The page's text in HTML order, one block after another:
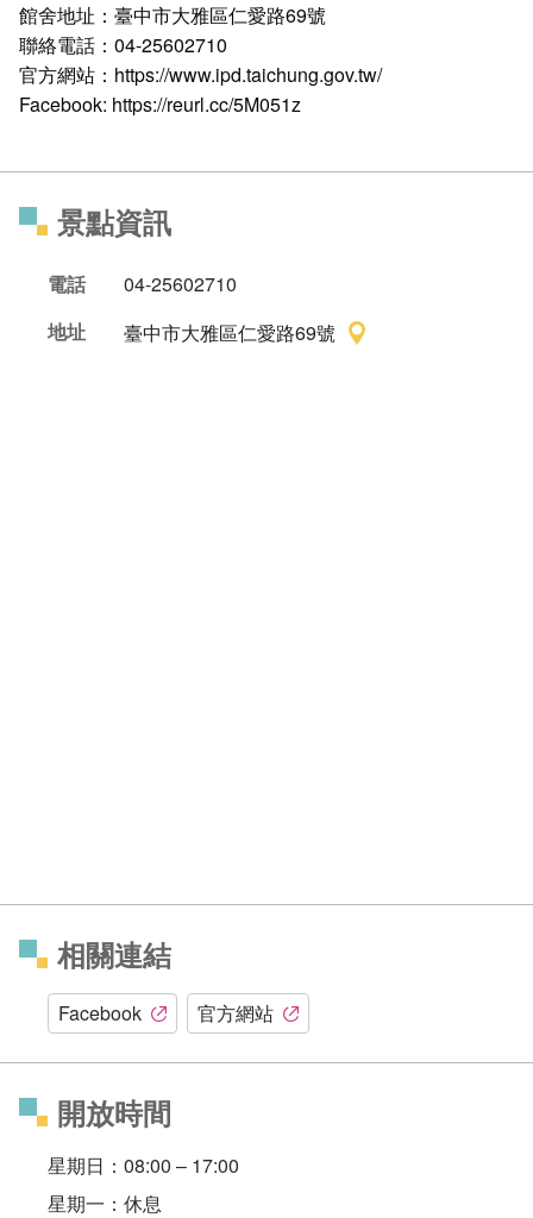
館舍地址：臺中市大雅區仁愛路69號
聯絡電話：04-25602710
官方網站： https://www.ipd.taichung.gov.tw/
Facebook: https://reurl.cc/5M051z
景點資訊
電話
04-25602710
地址
臺中市大雅區仁愛路69號
相關連結
Facebook 官方網站
開放時間
星期日：08:00 – 17:00
星期一：休息